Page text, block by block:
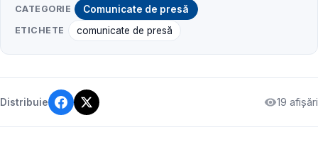
CATEGORIE Comunicate de presă
ETICHETE comunicate de presă
Distribuie 19 afișări